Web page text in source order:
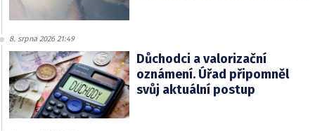
8. srpna 2026 21:49
Důchodci a valorizační
oznámení. Úřad připomněl
svůj aktuální postup